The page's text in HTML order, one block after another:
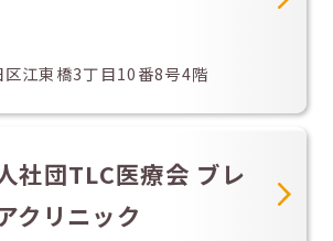
区江東橋3丁目10番8号4階
社団TLC医療会 ブレ
クリニック